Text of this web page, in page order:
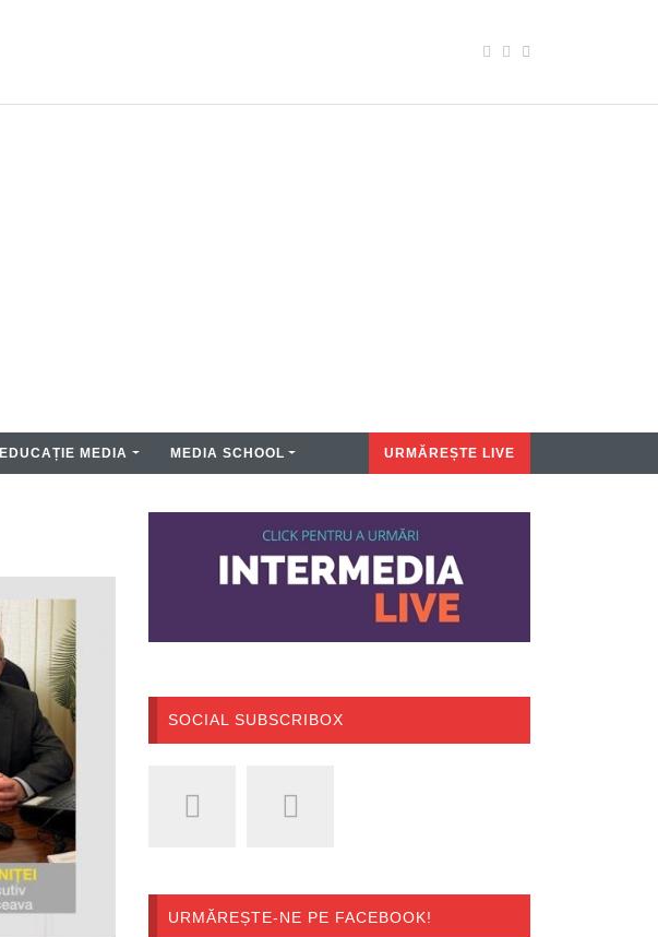
EDUCAȚIE MEDIA MEDIA SCHOOL URMĂREȘTE LIVE
SOCIAL SUBSCRIBOX
URMĂREȘTE-NE PE FACEBOOK!